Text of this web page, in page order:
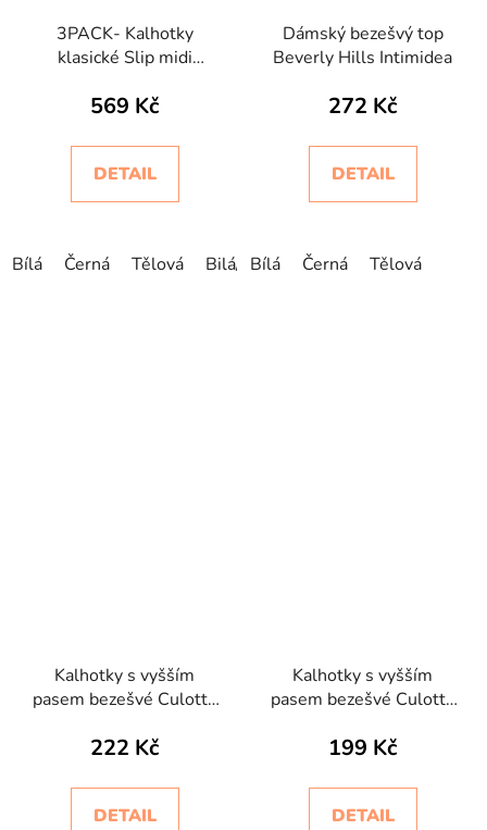
3PACK- Kalhotky
klasické Slip midi
569 Kč
DETAIL
Bílá Černá Tělová Bilá/Černá/Béžová
Dámský bezešvý top
Beverly Hills Intimidea
272 Kč
DETAIL
Bílá Černá Tělová
Kalhotky s vyšším
pasem bezešvé Culotte
Intimidea
222 Kč
DETAIL
Kalhotky s vyšším
pasem bezešvé Culotte
199 Kč
DETAIL